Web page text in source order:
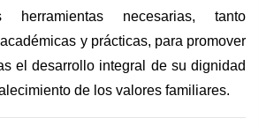
herramientas necesarias, tanto
y prácticas, para promover
el desarrollo integral de su dignidad
de los valores familiares.